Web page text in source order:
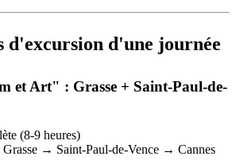
d'une journée
et Art" : Grasse + Saint-Paul-de-
(8-9 heures)
→ Saint-Paul-de-Vence → Cannes